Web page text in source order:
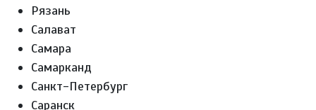
Рязань
Салават
Самара
Самарканд
Санкт-Петербург
Саранск